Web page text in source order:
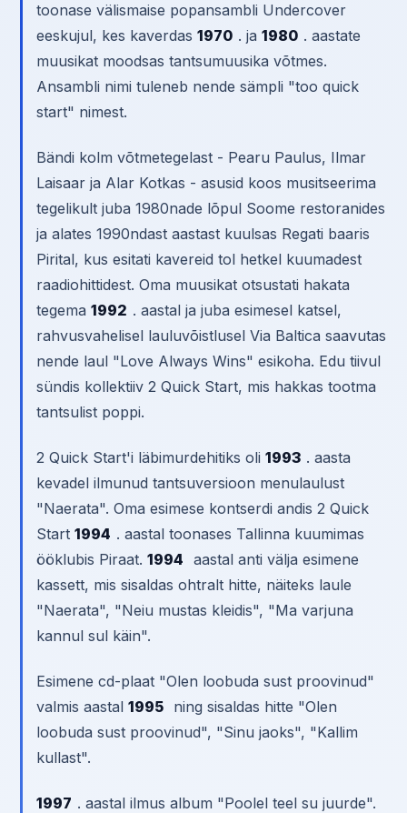
toonase välismaise popansambli Undercover
eeskujul, kes kaverdas 1970 . ja 1980 . aastate
muusikat moodsas tantsumuusika võtmes.
Ansambli nimi tuleneb nende sämpli "too quick
start" nimest.
Bändi kolm võtmetegelast - Pearu Paulus, Ilmar
Laisaar ja Alar Kotkas - asusid koos musitseerima
tegelikult juba 1980nade lõpul Soome restoranides
ja alates 1990ndast aastast kuulsas Regati baaris
Pirital, kus esitati kavereid tol hetkel kuumadest
raadiohittidest. Oma muusikat otsustati hakata
tegema 1992 . aastal ja juba esimesel katsel,
rahvusvahelisel lauluvõistlusel Via Baltica saavutas
nende laul "Love Always Wins" esikoha. Edu tiivul
sündis kollektiiv 2 Quick Start, mis hakkas tootma
tantsulist poppi.
2 Quick Start'i läbimurdehitiks oli 1993 . aasta
kevadel ilmunud tantsuversioon menulaulust
"Naerata". Oma esimese kontserdi andis 2 Quick
Start 1994 . aastal toonases Tallinna kuumimas
ööklubis Piraat. 1994 aastal anti välja esimene
kassett, mis sisaldas ohtralt hitte, näiteks laule
"Naerata", "Neiu mustas kleidis", "Ma varjuna
kannul sul käin".
Esimene cd-plaat "Olen loobuda sust proovinud"
valmis aastal 1995 ning sisaldas hitte "Olen
loobuda sust proovinud", "Sinu jaoks", "Kallim
kullast".
1997 . aastal ilmus album "Poolel teel su juurde".